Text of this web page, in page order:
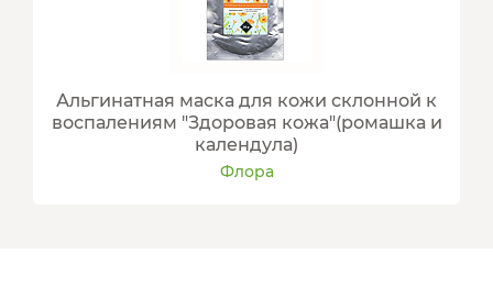
Альгинатная маска для кожи склонной к
воспалениям "Здоровая кожа"(ромашка и
календула)
Флора